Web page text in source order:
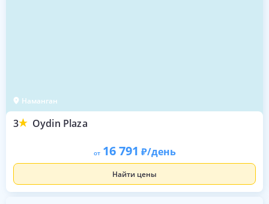
Наманган
3 Oydin Plaza
от 16 791 /день
Найти цены